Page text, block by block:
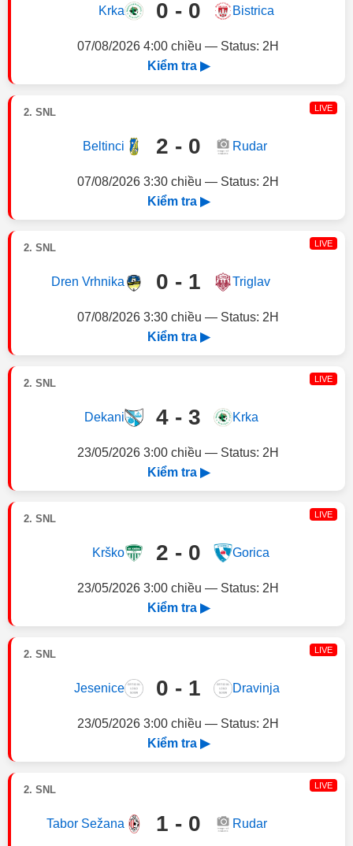
Krka 0 - 0 Bistrica
07/08/2026 4:00 chiều — Status: 2H
Kiểm tra ▶
2. SNL LIVE
Beltinci 2 - 0 Rudar
07/08/2026 3:30 chiều — Status: 2H
Kiểm tra ▶
2. SNL LIVE
Dren Vrhnika 0 - 1 Triglav
07/08/2026 3:30 chiều — Status: 2H
Kiểm tra ▶
2. SNL LIVE
Dekani 4 - 3 Krka
23/05/2026 3:00 chiều — Status: 2H
Kiểm tra ▶
2. SNL LIVE
Krško 2 - 0 Gorica
23/05/2026 3:00 chiều — Status: 2H
Kiểm tra ▶
2. SNL LIVE
Jesenice 0 - 1 Dravinja
23/05/2026 3:00 chiều — Status: 2H
Kiểm tra ▶
2. SNL LIVE
Tabor Sežana 1 - 0 Rudar